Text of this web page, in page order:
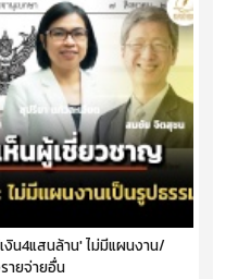
น4แสนล้าน' ไม่มีแผนงาน/
ายจ่ายอื่น